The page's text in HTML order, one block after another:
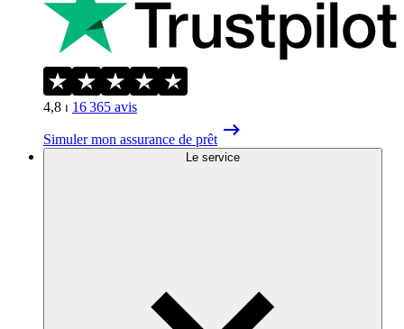
4,8 ⏐ 16 365 avis
Simuler mon assurance de prêt
Le service